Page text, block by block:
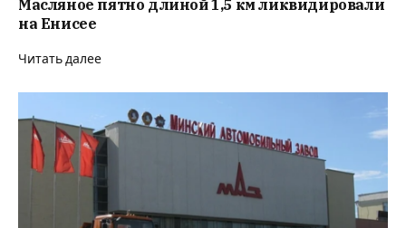
Масляное пятно длиной 1,5 км ликвидировали
на Енисее
Читать далее